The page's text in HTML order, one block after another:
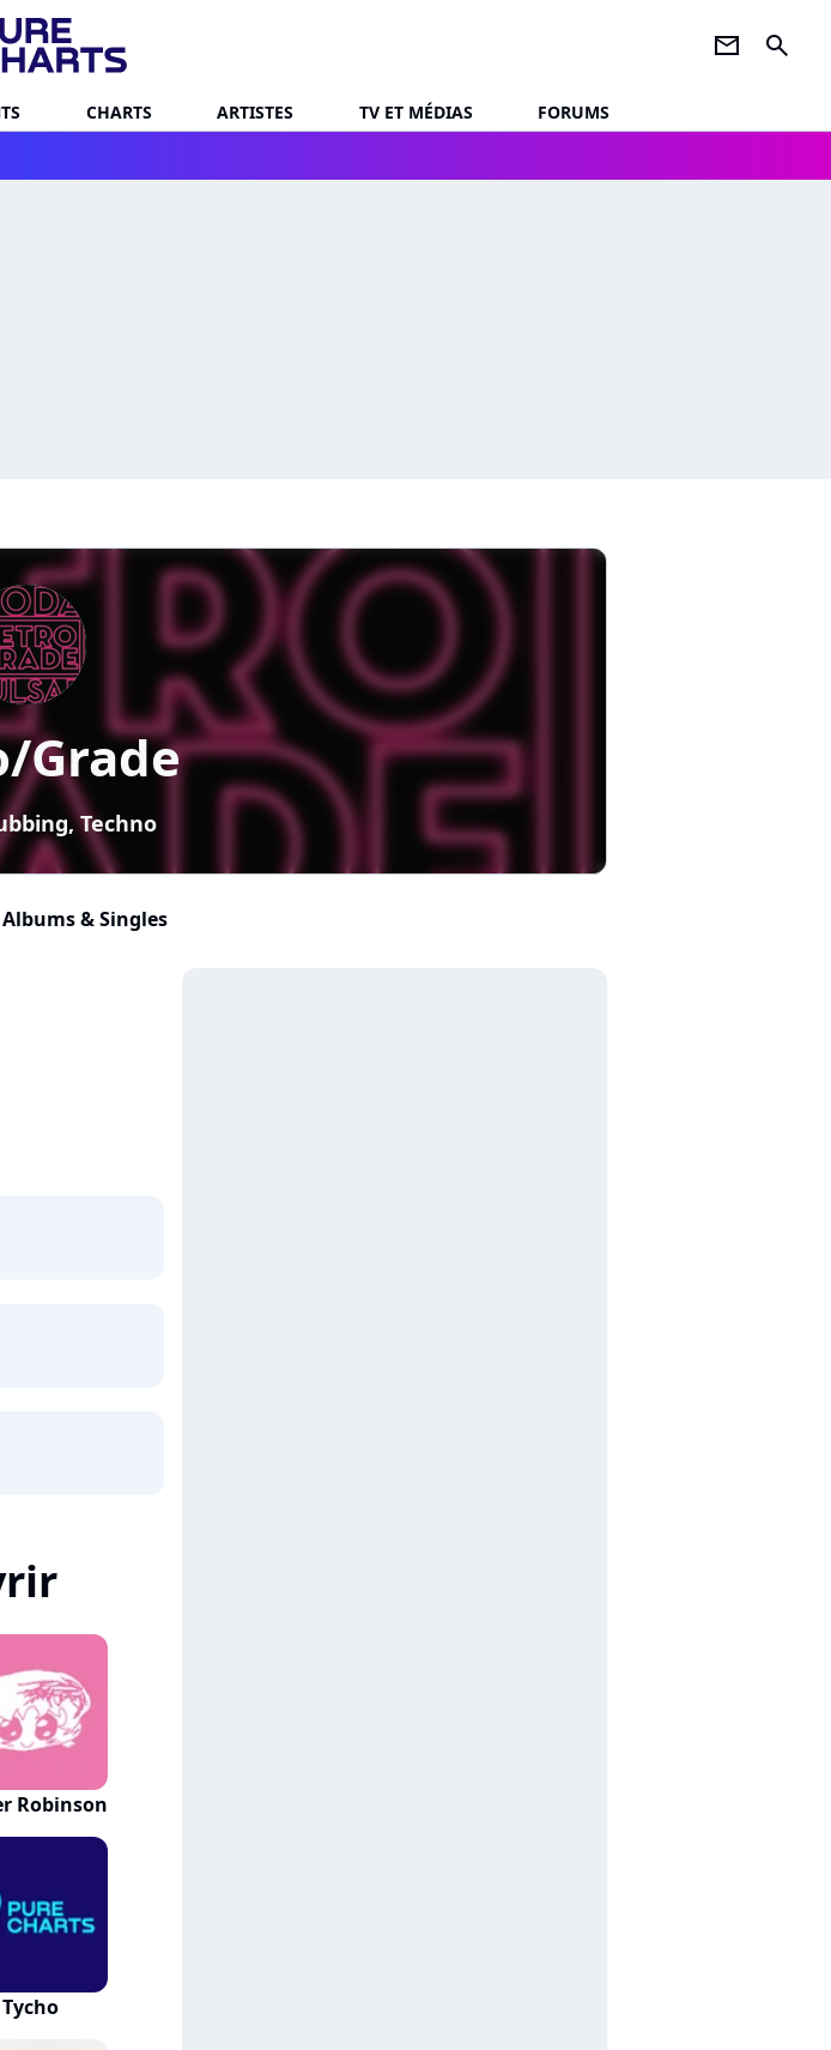
newsletter search
CHARTS ARTISTES TV ET MÉDIAS
FORUMS
Grade
Techno
Albums & Singles
Robinson
Tycho